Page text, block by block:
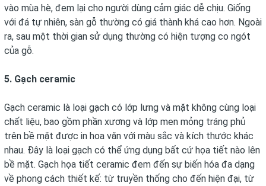
vào mùa hè, đem lại cho người dùng cảm giác dễ chịu. Giống
với đá tự nhiên, sàn gỗ thường có giá thành khá cao hơn. Ngoài
ra, sau một thời gian sử dụng thường có hiện tượng co ngót
của gỗ.
5. Gạch ceramic
Gạch ceramic là loại gạch có lớp lưng và mặt không cùng loại
chất liệu, bao gồm phần xương và lớp men mỏng tráng phủ
trên bề mặt được in hoa văn với màu sắc và kích thước khác
nhau. Đây là loại gạch có thể ứng dụng bất cứ họa tiết nào lên
bề mặt. Gạch họa tiết ceramic đem đến sự biến hóa đa dạng
về phong cách thiết kế: từ truyền thống cho đến hiện đại, từ